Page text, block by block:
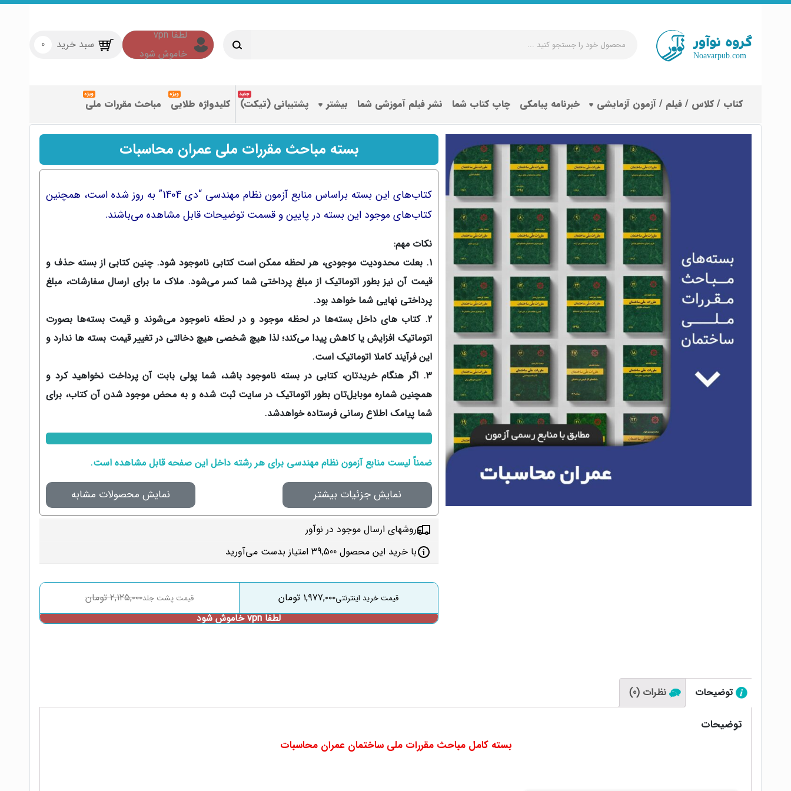
جستجو
کنید
...
سبد خرید 0
کتاب / کلاس / فیلم / آزمون آزمایشی خبرنامه پیامکی چاپ کتاب شما نشر فیلم آموزشی شما بیشتر پشتیبانی (تیکت) کلیدواژه طلایی مباحث مقررات ملی
بسته مباحث مقررات ملی عمران محاسبات
کتاب‌های این بسته براساس منابع آزمون نظام مهندسی “دی 1404” به روز شده است، همچنین
کتاب‌های موجود این بسته در پایین و قسمت توضیحات قابل مشاهده می‌باشند.
نکات مهم:
1. بعلت محدودیت موجودی، هر لحظه ممکن است کتابی ناموجود شود. چنین کتابی از بسته حذف و
قیمت آن نیز بطور اتوماتیک از مبلغ پرداختی شما کسر می‌شود. ملاک ما برای ارسال سفارشات، مبلغ
پرداختی نهایی شما خواهد بود.
2. کتاب های داخل بسته‌ها در لحظه موجود و در لحظه ناموجود می‌شوند و قیمت بسته‌ها بصورت
اتوماتیک افزایش یا کاهش پیدا می‌کند؛ لذا هیچ شخصی هیچ دخالتی در تغییر قیمت بسته ها ندارد و
این فرآیند کاملا اتوماتیک است.
3. اگر هنگام خریدتان، کتابی در بسته ناموجود باشد، شما پولی بابت آن پرداخت نخواهید کرد و
همچنین شماره موبایل‌تان بطور اتوماتیک در سایت ثبت شده و به محض موجود شدن آن کتاب، برای
شما پیامک اطلاع رسانی فرستاده خواهدشد.
ضمناً لیست منابع آزمون نظام مهندسی برای هر رشته داخلاین صفحه قابل مشاهده است.
نمایش جزئیات بیشتر نمایش محصولات مشابه
روشهای ارسال موجود در نوآور
با خرید این محصول 39,500 امتیاز بدست می‌آورید
۲,۱۲۵,۰۰۰ تومان ۱,۹۷۷,۰۰۰ تومان
توضیحات نظرات (0)
توضیحات
بسته کامل مباحث مقررات ملی ساختمان عمران محاسبات